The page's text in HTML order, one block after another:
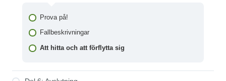
Kommunikation
Kommunikationssätt
Taktil kommunikation
och
Prova på!
Fallbeskrivningar
Att hitta och att förflytta sig